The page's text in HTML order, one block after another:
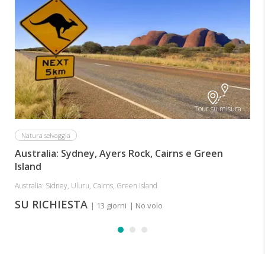
Tour su misura
Natura selvaggia
Australia: Sydney, Ayers Rock, Cairns e Green
Island
Australia: Sidney, Uluru, Cairns, Green Island
SU RICHIESTA | 13 giorni | No volo